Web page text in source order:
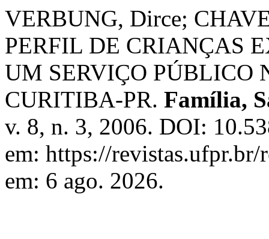
VERBUNG, Dirce;
PERFIL DE CRIANÇAS
UM SERVIÇO PÚBLICO
CURITIBA-PR. Família,
v. 8, n. 3, 2006. DOI:
em: https://
em: 6 ago. 2026.